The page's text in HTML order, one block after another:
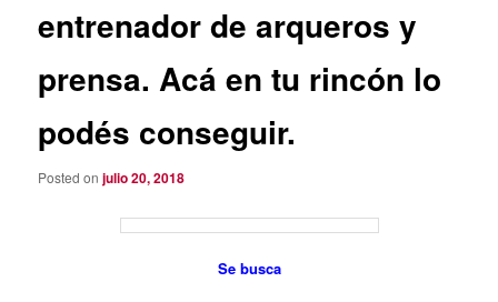
entrenador de arqueros y
prensa. Acá en tu rincón lo
podés conseguir.
Posted onjulio 20, 2018
Se busca